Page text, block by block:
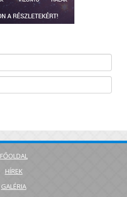
FŐOLDAL
HÍREK
GALÉRIA